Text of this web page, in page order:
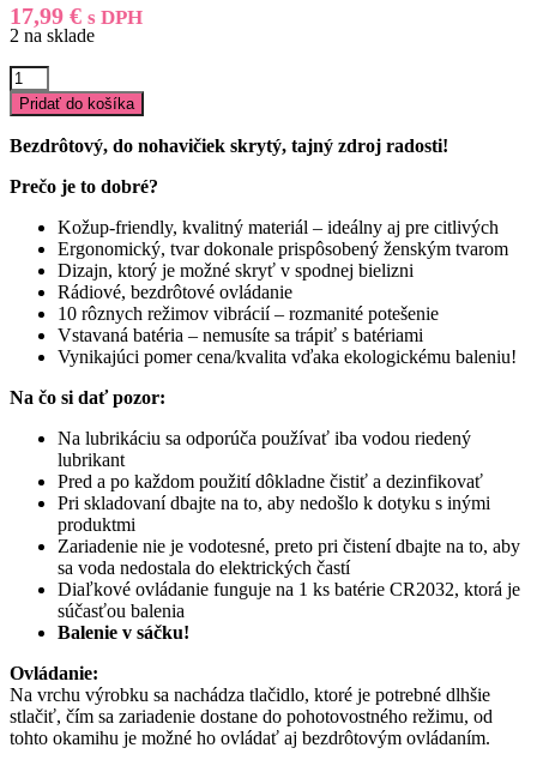
17,99 € s DPH
2 na sklade
množstvo
Magic
Shiver
-
nohavičky
balenie)
Pridať do košíka
Bezdrôtový, do nohavičiek skrytý, tajný zdroj radosti!
Prečo je to dobré?
Kožup-friendly, kvalitný materiál – ideálny aj pre citlivých
Ergonomický, tvar dokonale prispôsobený ženským tvarom
Dizajn, ktorý je možné skryť v spodnej bielizni
Rádiové, bezdrôtové ovládanie
10 rôznych režimov vibrácií – rozmanité potešenie
Vstavaná batéria – nemusíte sa trápiť s batériami
Vynikajúci pomer cena/kvalita vďaka ekologickému baleniu!
Na čo si dať pozor:
Na lubrikáciu sa odporúča používať iba vodou riedený
lubrikant
Pred a po každom použití dôkladne čistiť a dezinfikovať
Pri skladovaní dbajte na to, aby nedošlo k dotyku s inými
produktmi
Zariadenie nie je vodotesné, preto pri čistení dbajte na to, aby
sa voda nedostala do elektrických častí
Diaľkové ovládanie funguje na 1 ks batérie CR2032, ktorá je
súčasťou balenia
Balenie v sáčku!
Ovládanie:
Na vrchu výrobku sa nachádza tlačidlo, ktoré je potrebné dlhšie
stlačiť, čím sa zariadenie dostane do pohotovostného režimu, od
tohto okamihu je možné ho ovládať aj bezdrôtovým ovládaním.